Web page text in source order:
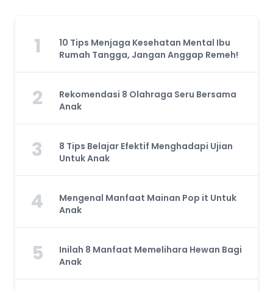
1
10 Tips Menjaga Kesehatan Mental Ibu
Rumah Tangga, Jangan Anggap Remeh!
2
Rekomendasi 8 Olahraga Seru Bersama
Anak
3
8 Tips Belajar Efektif Menghadapi Ujian
Untuk Anak
4
Mengenal Manfaat Mainan Pop it Untuk
Anak
5
Inilah 8 Manfaat Memelihara Hewan Bagi
Anak